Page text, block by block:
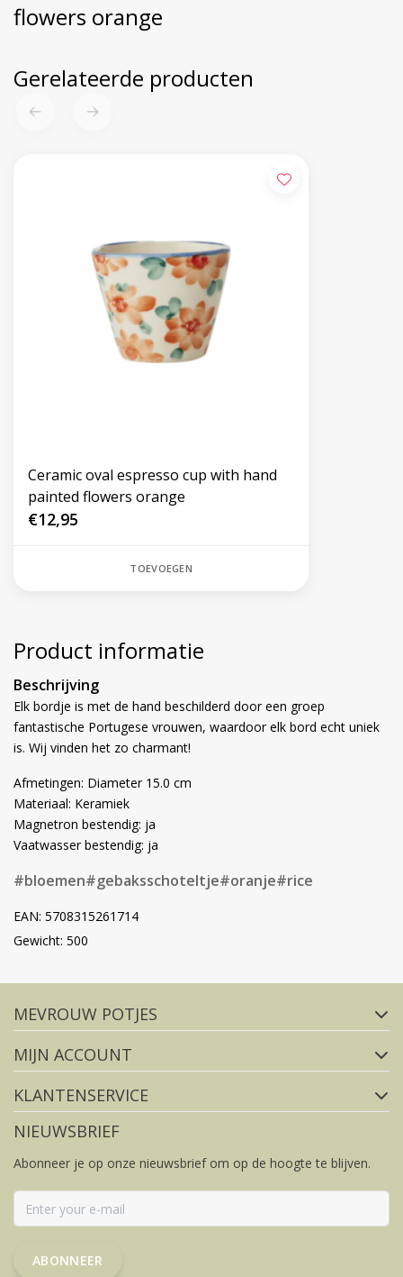
flowers orange
Gerelateerde producten
Ceramic oval espresso cup with hand
painted flowers orange
€12,95
TOEVOEGEN
Product informatie
Beschrijving
Elk bordje is met de hand beschilderd door een groep
fantastische Portugese vrouwen, waardoor elk bord echt uniek
is. Wij vinden het zo charmant!
Afmetingen: Diameter 15.0 cm
Materiaal: Keramiek
Magnetron bestendig: ja
Vaatwasser bestendig: ja
#bloemen#gebaksschoteltje#oranje#rice
EAN: 5708315261714
Gewicht: 500
Volg ons op social media
FACEBOOK
MEVROUW POTJES
MIJN ACCOUNT
KLANTENSERVICE
NIEUWSBRIEF
Abonneer je op onze nieuwsbrief om op de hoogte te blijven.
ABONNEER